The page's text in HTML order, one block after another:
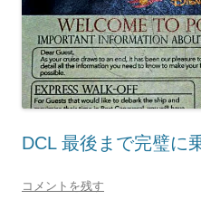
DCL 最後まで完璧に
コメントを残す